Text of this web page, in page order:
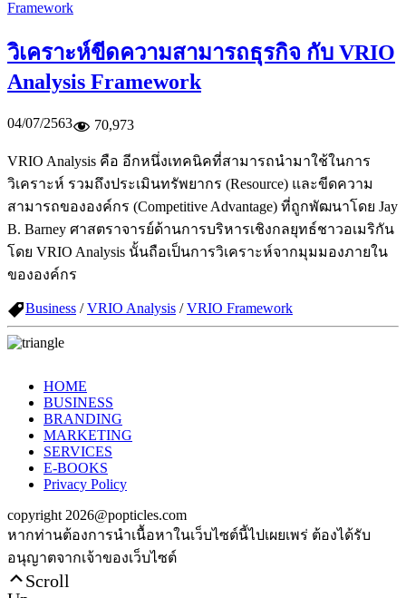
วิเคราะห์ขีดความสามารถธุรกิจ กับ VRIO
Analysis Framework
04/07/2563 70,973
VRIO Analysis คือ อีกหนึ่งเทคนิคที่สามารถนำมาใช้ในการ
วิเคราะห์ รวมถึงประเมินทรัพยากร (Resource) และขีดความ
สามารถขององค์กร (Competitive Advantage) ที่ถูกพัฒนาโดย Jay
B. Barney ศาสตราจารย์ด้านการบริหารเชิงกลยุทธ์ชาวอเมริกัน
โดย VRIO Analysis นั้นถือเป็นการวิเคราะห์จากมุมมองภายใน
ขององค์กร
Business /VRIO Analysis /VRIO Framework
HOME
BUSINESS
BRANDING
MARKETING
SERVICES
E-BOOKS
Privacy Policy
copyright 2026@popticles.com
หากท่านต้องการนำเนื้อหาในเว็บไซต์นี้ไปเผยเพร่ ต้องได้รับ
อนุญาตจากเจ้าของเว็บไซต์
Scroll